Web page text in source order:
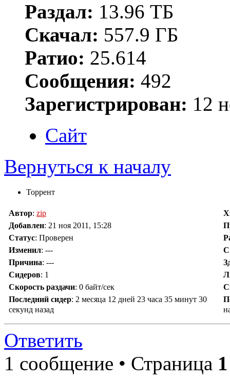
Раздал: 13.96 ТБ
Скачал: 557.9 ГБ
Ратио: 25.614
Сообщения: 492
Зарегистрирован: 12
Сайт
Вернуться к началу
Торрент
Автор: zip
Добавлен: 21 ноя 2011, 15:28
Статус: Проверен
Изменил: ---
Причина: ---
Сидеров: 1
Скорость раздачи: 0 байт/сек
Последний сидер: 2 месяца 12 дней 23 часа 35 минут 30
секунд назад
Ответить
1 сообщение • Страница 1